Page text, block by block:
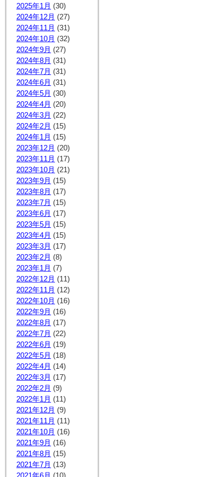
2025年1月 (30)
2024年12月 (27)
2024年11月 (31)
2024年10月 (32)
2024年9月 (27)
2024年8月 (31)
2024年7月 (31)
2024年6月 (31)
2024年5月 (30)
2024年4月 (20)
2024年3月 (22)
2024年2月 (15)
2024年1月 (15)
2023年12月 (20)
2023年11月 (17)
2023年10月 (21)
2023年9月 (15)
2023年8月 (17)
2023年7月 (15)
2023年6月 (17)
2023年5月 (15)
2023年4月 (15)
2023年3月 (17)
2023年2月 (8)
2023年1月 (7)
2022年12月 (11)
2022年11月 (12)
2022年10月 (16)
2022年9月 (16)
2022年8月 (17)
2022年7月 (22)
2022年6月 (19)
2022年5月 (18)
2022年4月 (14)
2022年3月 (17)
2022年2月 (9)
2022年1月 (11)
2021年12月 (9)
2021年11月 (11)
2021年10月 (16)
2021年9月 (16)
2021年8月 (15)
2021年7月 (13)